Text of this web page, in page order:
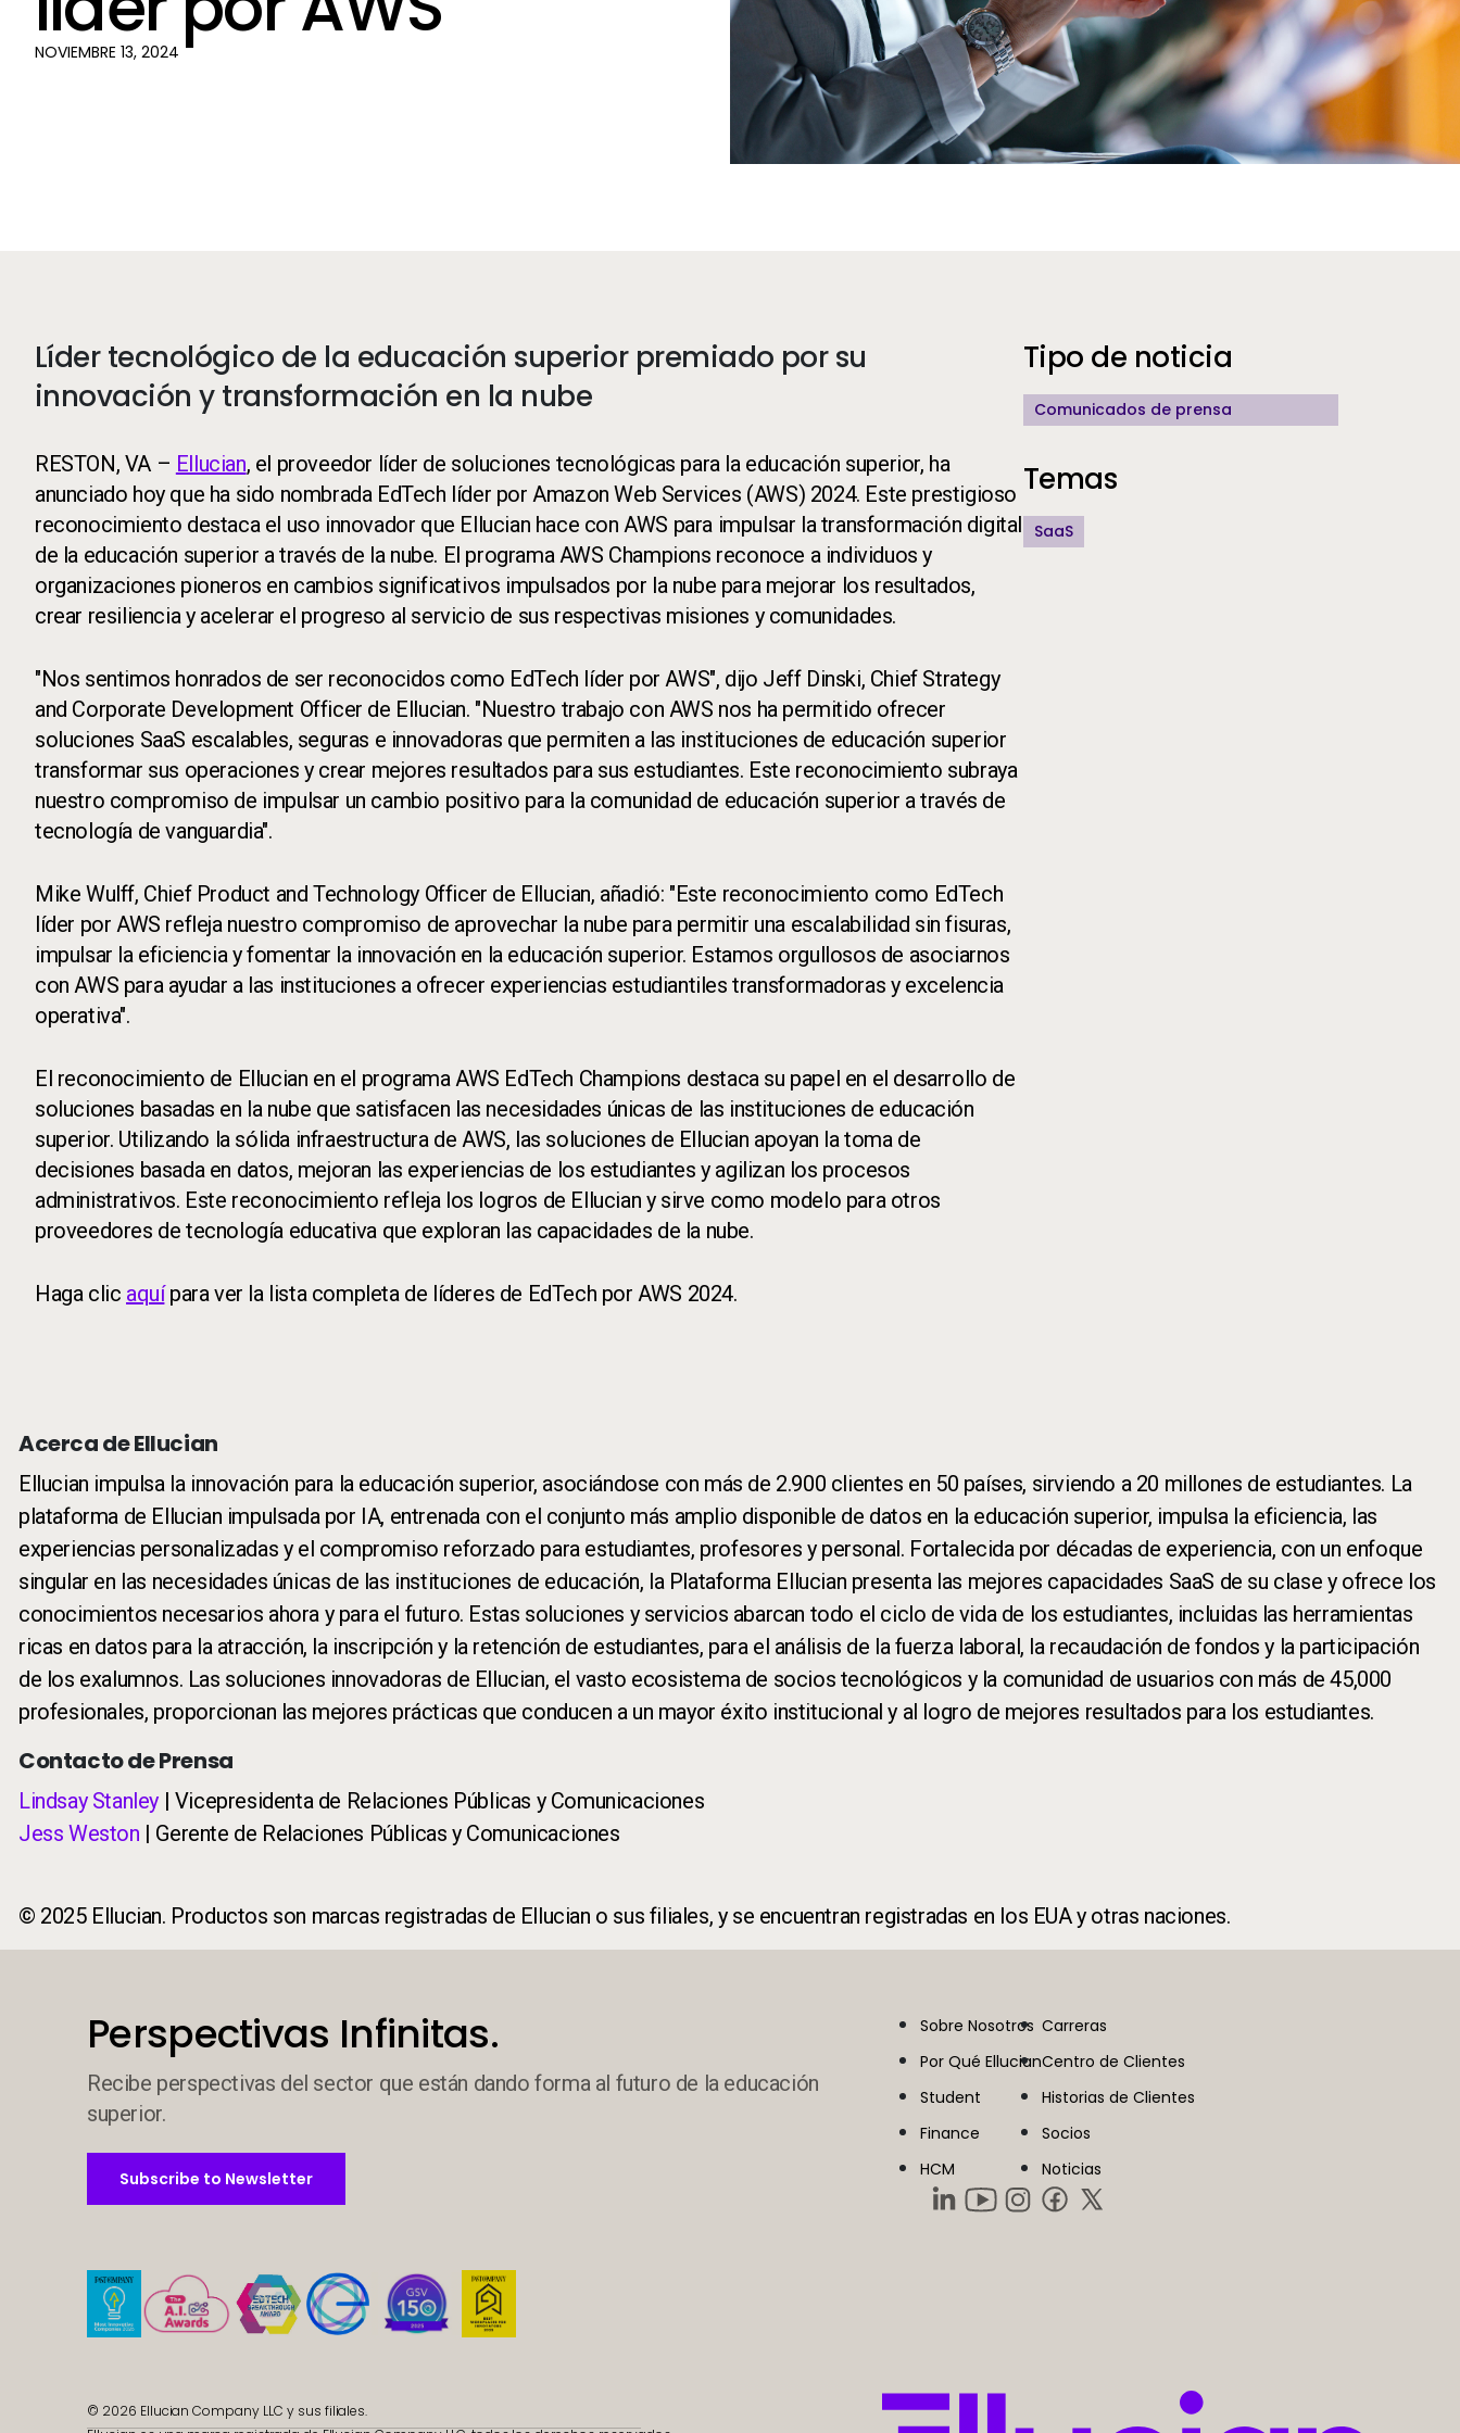
NOVIEMBRE 13, 2024
Líder tecnológico de la educación superior premiado por su
innovación y transformación en la nube
RESTON, VA – Ellucian, el proveedor líder de soluciones tecnológicas para la educación superior, ha
anunciado hoy que ha sido nombrada EdTech líder por Amazon Web Services (AWS) 2024. Este prestigioso
reconocimiento destaca el uso innovador que Ellucian hace con AWS para impulsar la transformación digital
de la educación superior a través de la nube. El programa AWS Champions reconoce a individuos y
organizaciones pioneros en cambios significativos impulsados por la nube para mejorar los resultados,
crear resiliencia y acelerar el progreso al servicio de sus respectivas misiones y comunidades.
"Nos sentimos honrados de ser reconocidos como EdTech líder por AWS", dijo Jeff Dinski, Chief Strategy
and Corporate Development Officer de Ellucian. "Nuestro trabajo con AWS nos ha permitido ofrecer
soluciones SaaS escalables, seguras e innovadoras que permiten a las instituciones de educación superior
transformar sus operaciones y crear mejores resultados para sus estudiantes. Este reconocimiento subraya
nuestro compromiso de impulsar un cambio positivo para la comunidad de educación superior a través de
tecnología de vanguardia".
Mike Wulff, Chief Product and Technology Officer de Ellucian, añadió: "Este reconocimiento como EdTech
líder por AWS refleja nuestro compromiso de aprovechar la nube para permitir una escalabilidad sin fisuras,
impulsar la eficiencia y fomentar la innovación en la educación superior. Estamos orgullosos de asociarnos
con AWS para ayudar a las instituciones a ofrecer experiencias estudiantiles transformadoras y excelencia
operativa".
El reconocimiento de Ellucian en el programa AWS EdTech Champions destaca su papel en el desarrollo de
soluciones basadas en la nube que satisfacen las necesidades únicas de las instituciones de educación
superior. Utilizando la sólida infraestructura de AWS, las soluciones de Ellucian apoyan la toma de
decisiones basada en datos, mejoran las experiencias de los estudiantes y agilizan los procesos
administrativos. Este reconocimiento refleja los logros de Ellucian y sirve como modelo para otros
proveedores de tecnología educativa que exploran las capacidades de la nube.
Haga clic aquípara ver la lista completa de líderes de EdTech por AWS 2024.
Additional Information
Tipo de noticia
Comunicados de prensa
Temas
SaaS
Acerca de Ellucian
Ellucian impulsa la innovación para la educación superior, asociándose con más de 2.900 clientes en 50 países, sirviendo a 20 millones de estudiantes. La
plataforma de Ellucian impulsada por IA, entrenada con el conjunto más amplio disponible de datos en la educación superior, impulsa la eficiencia, las
experiencias personalizadas y el compromiso reforzado para estudiantes, profesores y personal. Fortalecida por décadas de experiencia, con un enfoque
singular en las necesidades únicas de las instituciones de educación, la Plataforma Ellucian presenta las mejores capacidades SaaS de su clase y ofrece los
conocimientos necesarios ahora y para el futuro. Estas soluciones y servicios abarcan todo el ciclo de vida de los estudiantes, incluidas las herramientas
ricas en datos para la atracción, la inscripción y la retención de estudiantes, para el análisis de la fuerza laboral, la recaudación de fondos y la participación
de los exalumnos. Las soluciones innovadoras de Ellucian, el vasto ecosistema de socios tecnológicos y la comunidad de usuarios con más de 45,000
profesionales, proporcionan las mejores prácticas que conducen a un mayor éxito institucional y al logro de mejores resultados para los estudiantes.
Contacto de Prensa
Lindsay Stanley | Vicepresidenta de Relaciones Públicas y Comunicaciones
Jess Weston | Gerente de Relaciones Públicas y Comunicaciones
© 2025 Ellucian. Productos son marcas registradas de Ellucian o sus filiales, y se encuentran registradas en los EUA y otras naciones.
Perspectivas Infinitas.
Recibe perspectivas del sector que están dando forma al futuro de la educación
superior.
Subscribe to Newsletter
Subscribe to Newsletter
Sobre Nosotros
Por Qué Ellucian
Student
Finance
HCM
Carreras
Centro de Clientes
Historias de Clientes
Socios
Noticias
© 2026 Ellucian Company LLC y sus filiales.